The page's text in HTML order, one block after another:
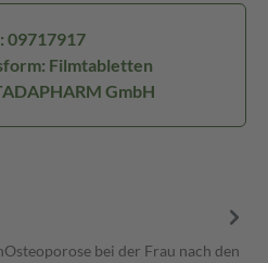
09717917
Filmtabletten
GmbH
bei der Frau nach den